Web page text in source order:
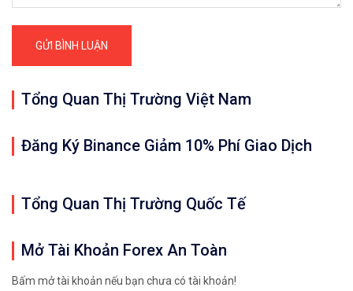
Tổng Quan Thị Trường Việt Nam
Đăng Ký Binance Giảm 10% Phí Giao Dịch
Tổng Quan Thị Trường Quốc Tế
Mở Tài Khoản Forex An Toàn
Bấm mở tài khoản nếu bạn chưa có tài khoản!